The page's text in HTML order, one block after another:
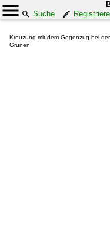
Suche
Kreuzung mit dem Gegenzug bei
Grünen